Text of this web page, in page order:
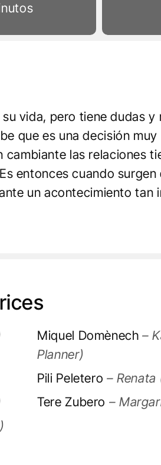
vida, pero tiene dudas y
que es una decisión
cambiante las relaciones
entonces cuando surgen
un acontecimiento tan
Miquel Domènech –
Planner)
Pili Peletero – Renata
Tere Zubero –